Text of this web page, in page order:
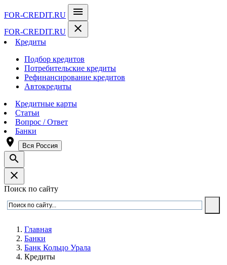
FOR-CREDIT.RU menu
FOR-CREDIT.RU close
Кредиты
Подбор кредитов
Потребительские кредиты
Рефинансирование кредитов
Автокредиты
Кредитные карты
Статьи
Вопрос / Ответ
Банки
room Вся Россия
search
close
Поиск по сайту
Главная
Банки
Банк Кольцо Урала
Кредиты